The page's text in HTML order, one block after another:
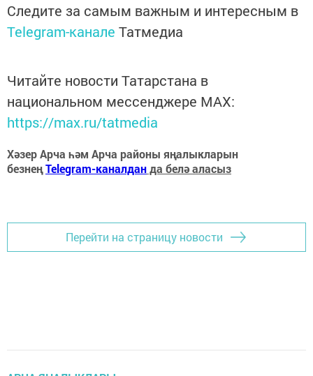
Следите за самым важным и интересным в
Telegram-канале Татмедиа
Читайте новости Татарстана в
национальном мессенджере MАХ:
https://max.ru/tatmedia
Хәзер Арча һәм Арча районы яңалыкларын
безнеңTelegram-каналданда белә аласыз
Перейти на страницу новости